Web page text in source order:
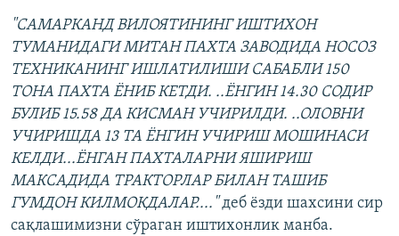
"САМАРКАНД ВИЛОЯТИНИНГ ИШТИХОН
ТУМАНИДАГИ МИТАН ПАХТА ЗАВОДИДА НОСОЗ
ТЕХНИКАНИНГ ИШЛАТИЛИШИ САБАБЛИ 150
ТОНА ПАХТА ЁНИБ КЕТДИ. ..ЁНГИН 14.30 СОДИР
БУЛИБ 15.58 ДА КИСМАН УЧИРИЛДИ. ..ОЛОВНИ
УЧИРИШДА 13 ТА ЁНГИН УЧИРИШ МОШИНАСИ
КЕЛДИ...ЁНГАН ПАХТАЛАРНИ ЯШИРИШ
МАКСАДИДА ТРАКТОРЛАР БИЛАН ТАШИБ
ГУМДОН КИЛМОКДАЛАР...."деб ёзди шахсини сир
сақлашимизни сўраган иштихонлик манба.